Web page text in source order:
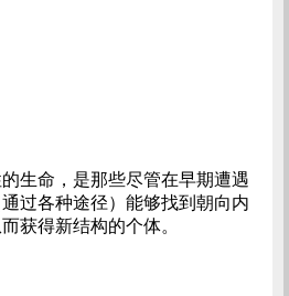
生命，是那些尽管在早期遭遇
过各种途径）能够找到朝向内
获得新结构的个体。